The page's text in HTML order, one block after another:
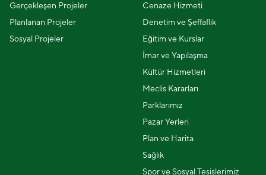
Gerçekleşen Projeler
Planlanan Projeler
Sosyal Projeler
Cenaze Hizmeti
Denetim ve Şeffaflık
Eğitim ve Kurslar
İmar ve Yapılaşma
Kültür Hizmetleri
Meclis Kararları
Parklarımız
Pazar Yerleri
Plan ve Harita
Sağlık
Spor ve Sosyal Tesislerimiz